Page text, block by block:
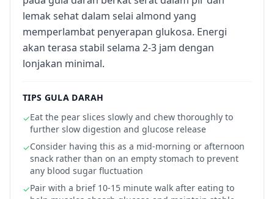
lemak sehat dalam selai almond yang
memperlambat penyerapan glukosa. Energi
akan terasa stabil selama 2-3 jam dengan
lonjakan minimal.
TIPS GULA DARAH
✓Eat the pear slices slowly and chew thoroughly to
further slow digestion and glucose release
✓Consider having this as a mid-morning or afternoon
snack rather than on an empty stomach to prevent
any blood sugar fluctuation
✓Pair with a brief 10-15 minute walk after eating to